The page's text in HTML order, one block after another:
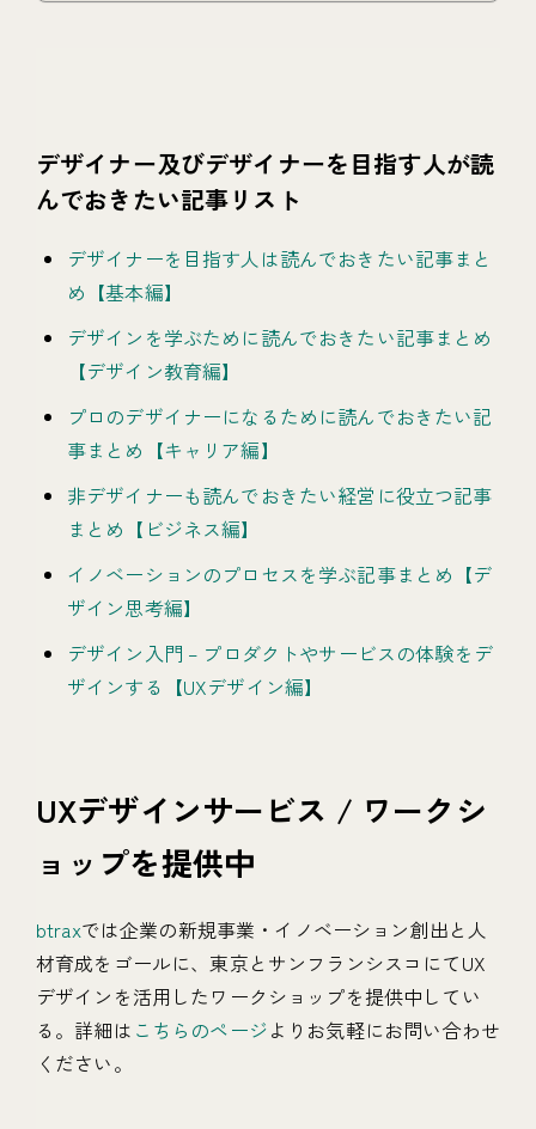
デザイナー及びデザイナーを目指す人が読
んでおきたい記事リスト
デザイナーを目指す人は読んでおきたい記事まと
め【基本編】
デザインを学ぶために読んでおきたい記事まとめ
【デザイン教育編】
プロのデザイナーになるために読んでおきたい記
事まとめ【キャリア編】
非デザイナーも読んでおきたい経営に役立つ記事
まとめ【ビジネス編】
イノベーションのプロセスを学ぶ記事まとめ【デ
ザイン思考編】
デザイン入門 – プロダクトやサービスの体験をデ
ザインする【UXデザイン編】
UXデザインサービス / ワークシ
ョップを提供中
btraxでは企業の新規事業・イノベーション創出と人
材育成をゴールに、東京とサンフランシスコにてUX
デザインを活用したワークショップを提供中してい
る。詳細は こちらのページよりお気軽にお問い合わせ
ください。